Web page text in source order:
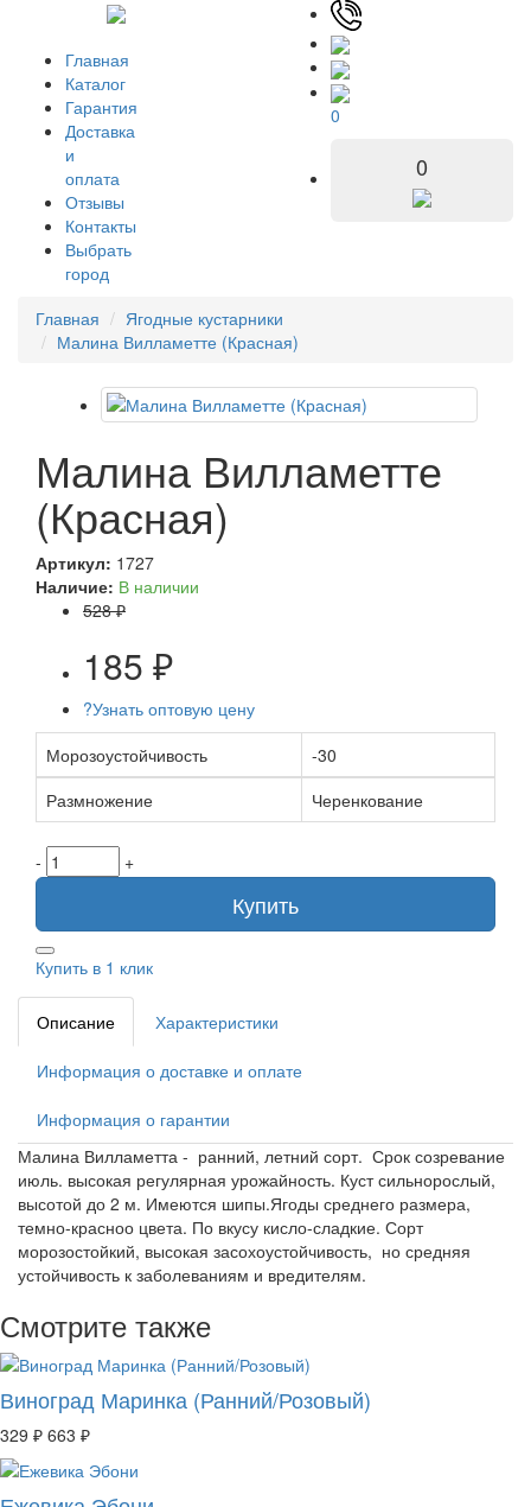
Главная
Каталог
Гарантия
Доставка
и
оплата
Отзывы
Контакты
Выбрать
город
0
0
Главная
Ягодные кустарники
Малина Вилламетте (Красная)
Малина Вилламетте
(Красная)
Артикул: 1727
Наличие: В наличии
528 ₽
185 ₽
?Узнать оптовую цену
Морозоустойчивость
-30
Размножение
Черенкование
- +
Купить
Купить в 1 клик
Описание Характеристики
Информация о доставке и оплате
Информация о гарантии
Малина Вилламетта - ранний, летний сорт. Срок созревание
июль. высокая регулярная урожайность. Куст сильнорослый,
высотой до 2 м. Имеются шипы.Ягоды среднего размера,
темно-красноо цвета. По вкусу кисло-сладкие. Сорт
морозостойкий, высокая засохоустойчивость, но средняя
устойчивость к заболеваниям и вредителям.
Смотрите также
Виноград Маринка (Ранний/Розовый)
329 ₽ 663 ₽